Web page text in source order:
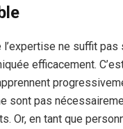
l’expertise ne suffit
efficacement.
sont pas
Or, en tant que